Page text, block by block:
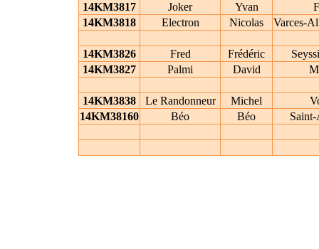
14KM3817
Joker Yvan
14KM3818
Electron Nicolas Varces-
14KM3826 Fred Frédéric
14KM3827
Palmi David
14KM3838 Le Randonneur Michel
14KM38160
Béo Béo